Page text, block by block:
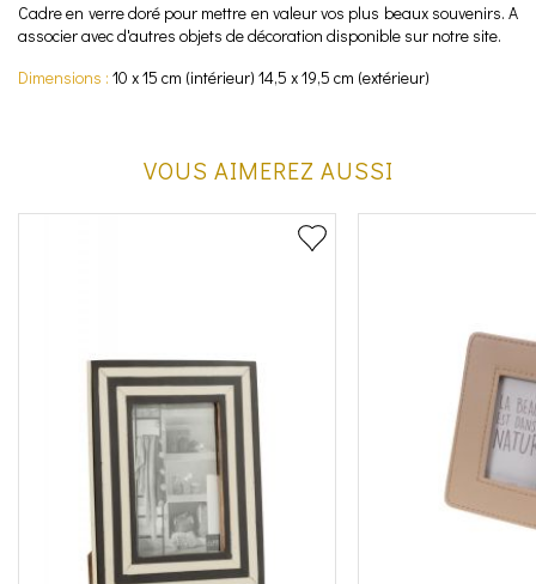
Cadre en verre doré pour mettre en valeur vos plus beaux souvenirs. A
associer avec d'autres objets de décoration disponible sur notre site.
Dimensions : 10 x 15 cm (intérieur) 14,5 x 19,5 cm (extérieur)
VOUS AIMEREZ AUSSI